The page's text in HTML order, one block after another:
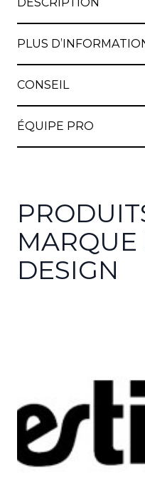
PLUS
CONSEIL
ÉQUIPE PRO
MARQUE
DESIGN